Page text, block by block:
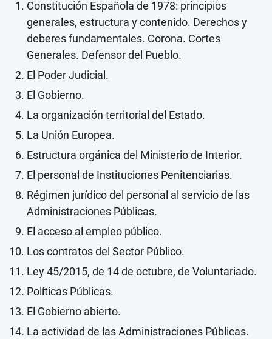
Constitución Española de 1978: principios
generales, estructura y contenido. Derechos y
deberes fundamentales. Corona. Cortes
Generales. Defensor del Pueblo.
El Poder Judicial.
El Gobierno.
La organización territorial del Estado.
La Unión Europea.
Estructura orgánica del Ministerio de Interior.
El personal de Instituciones Penitenciarias.
Régimen jurídico del personal al servicio de las
Administraciones Públicas.
El acceso al empleo público.
Los contratos del Sector Público.
Ley 45/2015, de 14 de octubre, de Voluntariado.
Políticas Públicas.
El Gobierno abierto.
La actividad de las Administraciones Públicas.